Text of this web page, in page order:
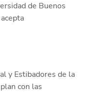
de Buenos
y Estibadores de la
con las